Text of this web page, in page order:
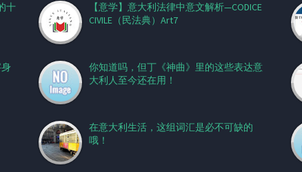
十
【意学】意大利法律中意文解析—CODICE
CIVILE（民法典）Art7
你知道吗，但丁《神曲》里的这些表达意
大利人至今还在用！
在意大利生活，这组词汇是必不可缺的
哦！